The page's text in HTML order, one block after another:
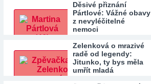
Děsivé přiznání
Pártlové: Vážné obavy
z nevyléčitelné
nemoci
Zelenková o mrazivé
radě od legendy:
Jitunko, ty bys měla
umřít mladá